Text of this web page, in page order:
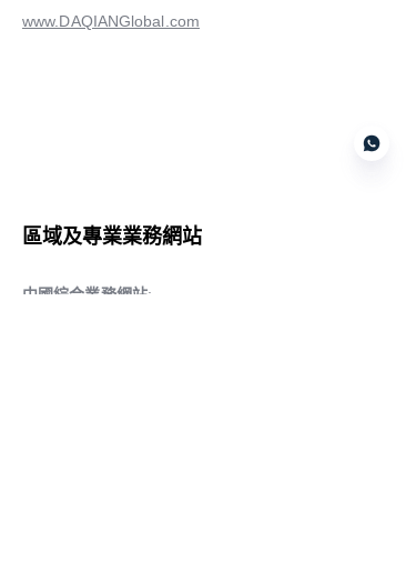
www.DAQIANGlobal.com
區域及專業業務網站
中國綜合業務網站: